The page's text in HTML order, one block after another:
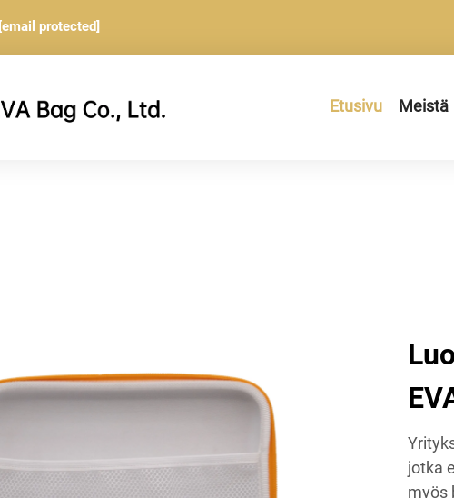
[email protected]
Etusivu Meistä
jotka
myös